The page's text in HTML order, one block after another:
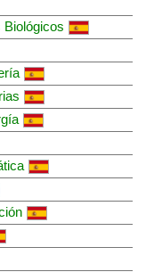
Biológicos